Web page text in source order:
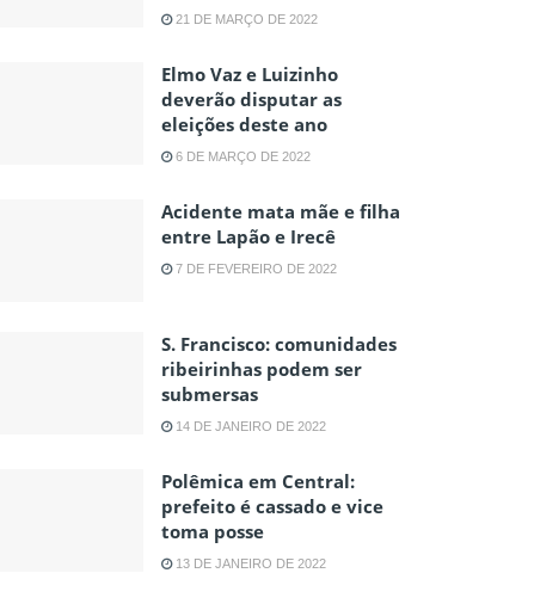
21 DE MARÇO DE 2022
Elmo Vaz e Luizinho
deverão disputar as
eleições deste ano
6 DE MARÇO DE 2022
Acidente mata mãe e filha
entre Lapão e Irecê
7 DE FEVEREIRO DE 2022
S. Francisco: comunidades
ribeirinhas podem ser
submersas
14 DE JANEIRO DE 2022
Polêmica em Central:
prefeito é cassado e vice
toma posse
13 DE JANEIRO DE 2022